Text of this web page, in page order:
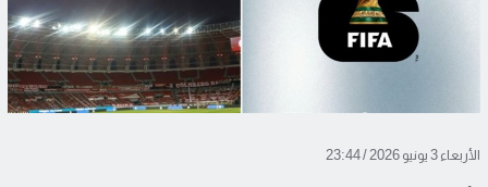
الأربعاء 3 يونيو 2026 / 23:44